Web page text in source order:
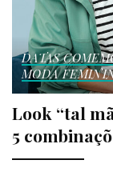
DATAS
MODA
Look “tal
5